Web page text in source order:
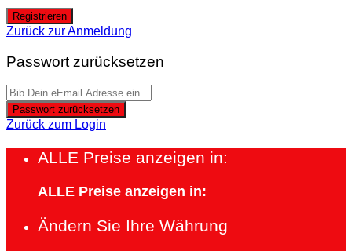
Registrieren
Zurück zur Anmeldung
Passwort zurücksetzen
Passwort zurücksetzen
Zurück zum Login
ALLE Preise anzeigen in:
ALLE Preise anzeigen in:
Ändern Sie Ihre Währung